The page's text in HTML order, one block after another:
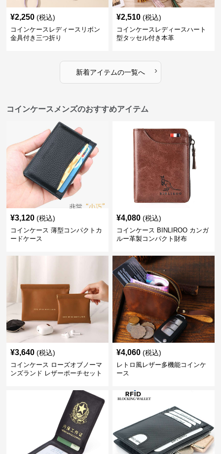
¥2,250 (税込)
コインケースレディースリボン
金具付き三つ折り
¥2,510 (税込)
コインケースレディースハート
型タッセル付き本革
新着アイテムの一覧へ ›
コインケースメンズのおすすめアイテム
¥3,120 (税込)
コインケース 薄型コンパクトカ
ードケース
¥4,080 (税込)
コインケース BINLIROO カンガ
ルー革製コンパクト財布
¥3,640 (税込)
コインケース ローズオブノーマ
ンズランド レザーポーチセット
¥4,060 (税込)
レトロ風レザー多機能コインケ
ース